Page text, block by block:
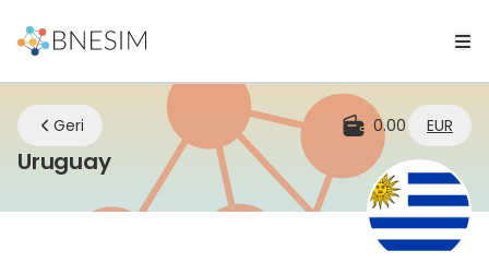
Geri 0.00 EUR
UruguayeSIM | Nerede olursanız olun